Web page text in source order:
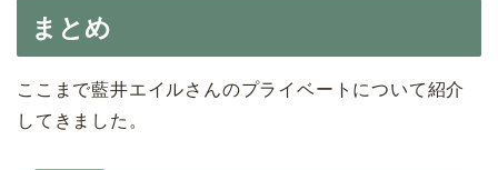
まとめ
ここまで藍井エイルさんのプライベートについて紹介
してきました。